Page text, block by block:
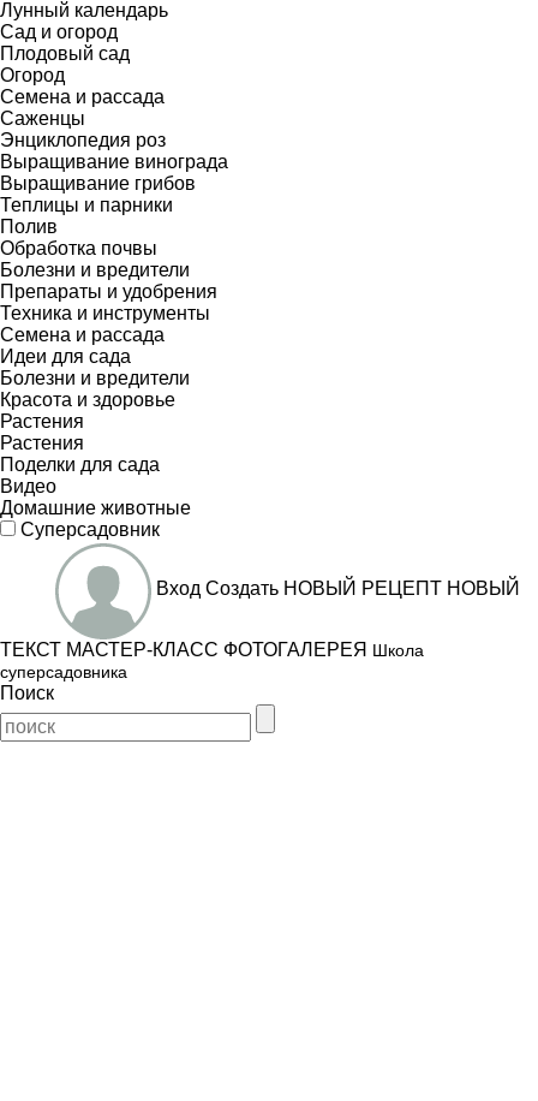
Лунный календарь
Сад и огород
Плодовый сад
Огород
Семена и рассада
Саженцы
Энциклопедия роз
Выращивание винограда
Выращивание грибов
Теплицы и парники
Полив
Обработка почвы
Болезни и вредители
Препараты и удобрения
Техника и инструменты
Семена и рассада
Идеи для сада
Болезни и вредители
Красота и здоровье
Растения
Растения
Поделки для сада
Видео
Домашние животные
Суперсадовник
Вход Создать НОВЫЙ РЕЦЕПТ НОВЫЙ
ТЕКСТ МАСТЕР-КЛАСС ФОТОГАЛЕРЕЯ Школа
суперсадовника
Поиск